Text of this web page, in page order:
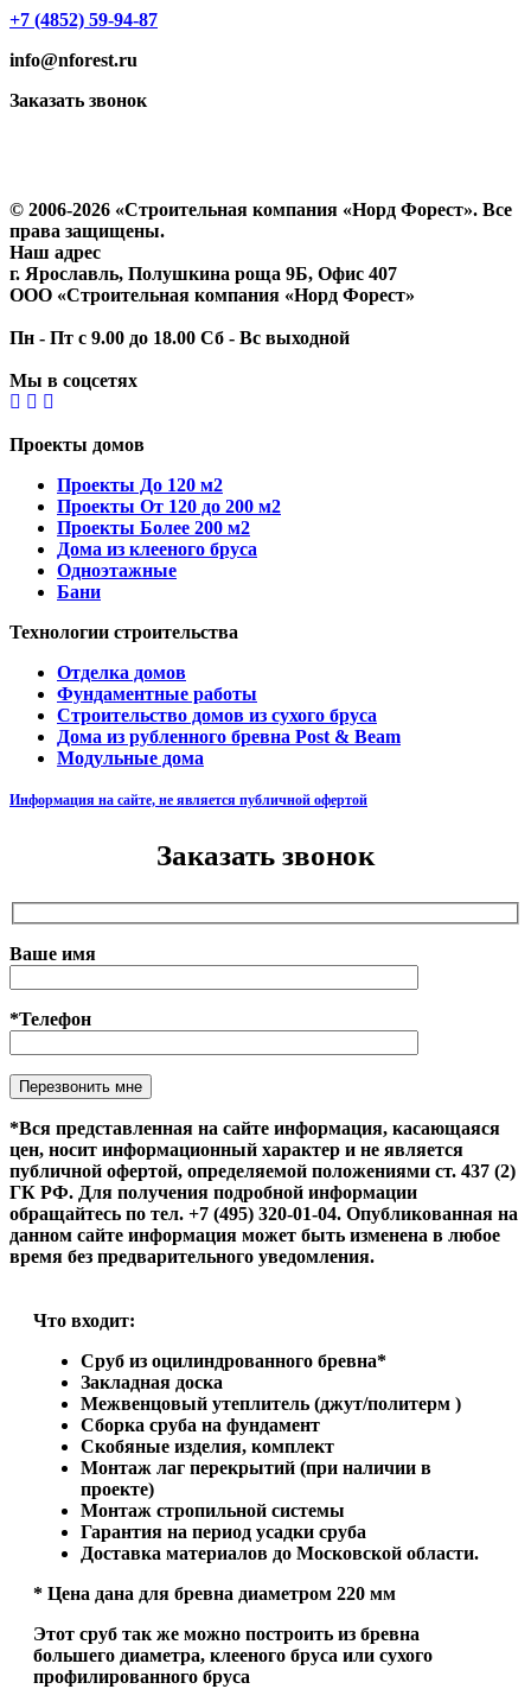
+7 (4852) 59-94-87
info@nforest.ru
Заказать звонок
© 2006-2026 «Строительная компания «Норд Форест». Все
права защищены.
Наш адрес
г. Ярославль, Полушкина роща 9Б, Офис 407
ООО «Строительная компания «Норд Форест»
Пн - Пт с 9.00 до 18.00 Сб - Вс выходной
Мы в соцсетях
Проекты домов
Проекты До 120 м2
Проекты От 120 до 200 м2
Проекты Более 200 м2
Дома из клееного бруса
Одноэтажные
Бани
Технологии строительства
Отделка домов
Фундаментные работы
Строительство домов из сухого бруса
Дома из рубленного бревна Post & Beam
Модульные дома
Информация на сайте, не является публичной офертой
Заказать звонок
Ваше имя
*Телефон
Оставьте это поле пустым.
*Вся представленная на сайте информация, касающаяся
цен, носит информационный характер и не является
публичной офертой, определяемой положениями ст. 437 (2)
ГК РФ. Для получения подробной информации
обращайтесь по тел. +7 (495) 320-01-04. Опубликованная на
данном сайте информация может быть изменена в любое
время без предварительного уведомления.
Что входит:
Сруб из оцилиндрованного бревна*
Закладная доска
Межвенцовый утеплитель (джут/политерм )
Сборка сруба на фундамент
Скобяные изделия, комплект
Монтаж лаг перекрытий (при наличии в
проекте)
Монтаж стропильной системы
Гарантия на период усадки сруба
Доставка материалов до Московской области.
* Цена дана для бревна диаметром 220 мм
Этот сруб так же можно построить из бревна
большего диаметра, клееного бруса или сухого
профилированного бруса